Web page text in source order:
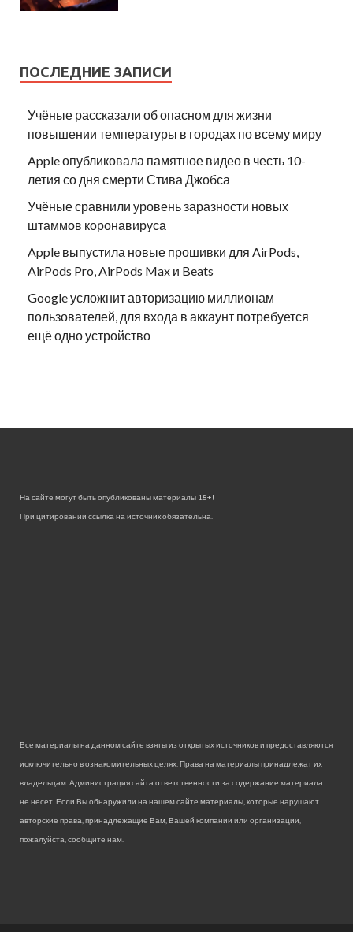
ПОСЛЕДНИЕ ЗАПИСИ
Учёные рассказали об опасном для жизни
повышении температуры в городах по всему миру
Apple опубликовала памятное видео в честь 10-
летия со дня смерти Стива Джобса
Учёные сравнили уровень заразности новых
штаммов коронавируса
Apple выпустила новые прошивки для AirPods,
AirPods Pro, AirPods Max и Beats
Google усложнит авторизацию миллионам
пользователей, для входа в аккаунт потребуется
ещё одно устройство
На сайте могут быть опубликованы материалы 18+!
При цитировании ссылка на источник обязательна.
Все материалы на данном сайте взяты из открытых источников и предоставляются
исключительно в ознакомительных целях. Права на материалы принадлежат их
владельцам. Администрация сайта ответственности за содержание материала
не несет. Если Вы обнаружили на нашем сайте материалы, которые нарушают
авторские права, принадлежащие Вам, Вашей компании или организации,
пожалуйста, сообщите нам.